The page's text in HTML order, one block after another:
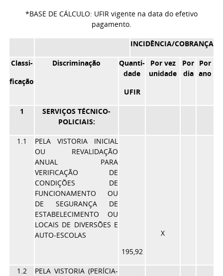
*BASE DE CÁLCULO: UFIR vigente na data do efetivo
pagamento.
INCIDÊNCIA/COBRANÇA
Classi-
ficação
Discriminação
Quanti-
dade
UFIR
Por vez
unidade
Por
dia
Por
ano
1
SERVIÇOS TÉCNICO-
POLICIAIS:
1.1
PELA VISTORIA INICIAL
OU REVALIDAÇÃO
ANUAL PARA
VERIFICAÇÃO DE
CONDIÇÕES DE
FUNCIONAMENTO OU
DE SEGURANÇA DE
ESTABELECIMENTO OU
LOCAIS DE DIVERSÕES E
AUTO-ESCOLAS
195,92
X
1.2
PELA VISTORIA (PERÍCIA-